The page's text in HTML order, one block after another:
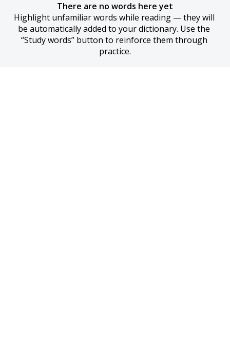
There are no words here yet
Highlight unfamiliar words while reading — they will
be automatically added to your dictionary. Use the
“Study words” button to reinforce them through
practice.